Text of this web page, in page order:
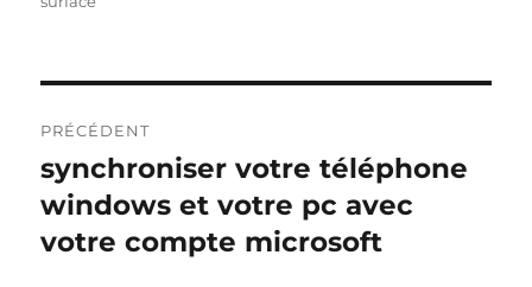
de
l’article
PRÉCÉDENT
Publication
précédente :
synchroniser votre téléphone
windows et votre pc avec
votre compte microsoft